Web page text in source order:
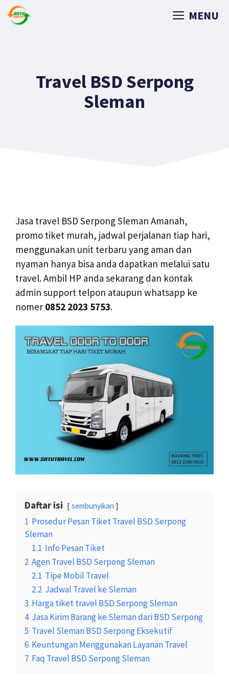
MENU
Travel BSD Serpong
Sleman
Jasa travel BSD Serpong Sleman Amanah,
promo tiket murah, jadwal perjalanan tiap hari,
menggunakan unit terbaru yang aman dan
nyaman hanya bisa anda dapatkan melalui satu
travel. Ambil HP anda sekarang dan kontak
admin support telpon ataupun whatsapp ke
nomer 0852 2023 5753.
Daftar isi sembunyikan
1 Prosedur Pesan Tiket Travel BSD Serpong
Sleman
1.1 Info Pesan Tiket
2 Agen Travel BSD Serpong Sleman
2.1 Tipe Mobil Travel
2.2 Jadwal Travel ke Sleman
3 Harga tiket travel BSD Serpong Sleman
4 Jasa Kirim Barang ke Sleman dari BSD Serpong
5 Travel Sleman BSD Serpong Eksekutif
6 Keuntungan Menggunakan Layanan Travel
7 Faq Travel BSD Serpong Sleman